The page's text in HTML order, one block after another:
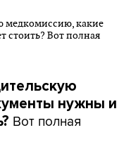
нужны и
Вот полная